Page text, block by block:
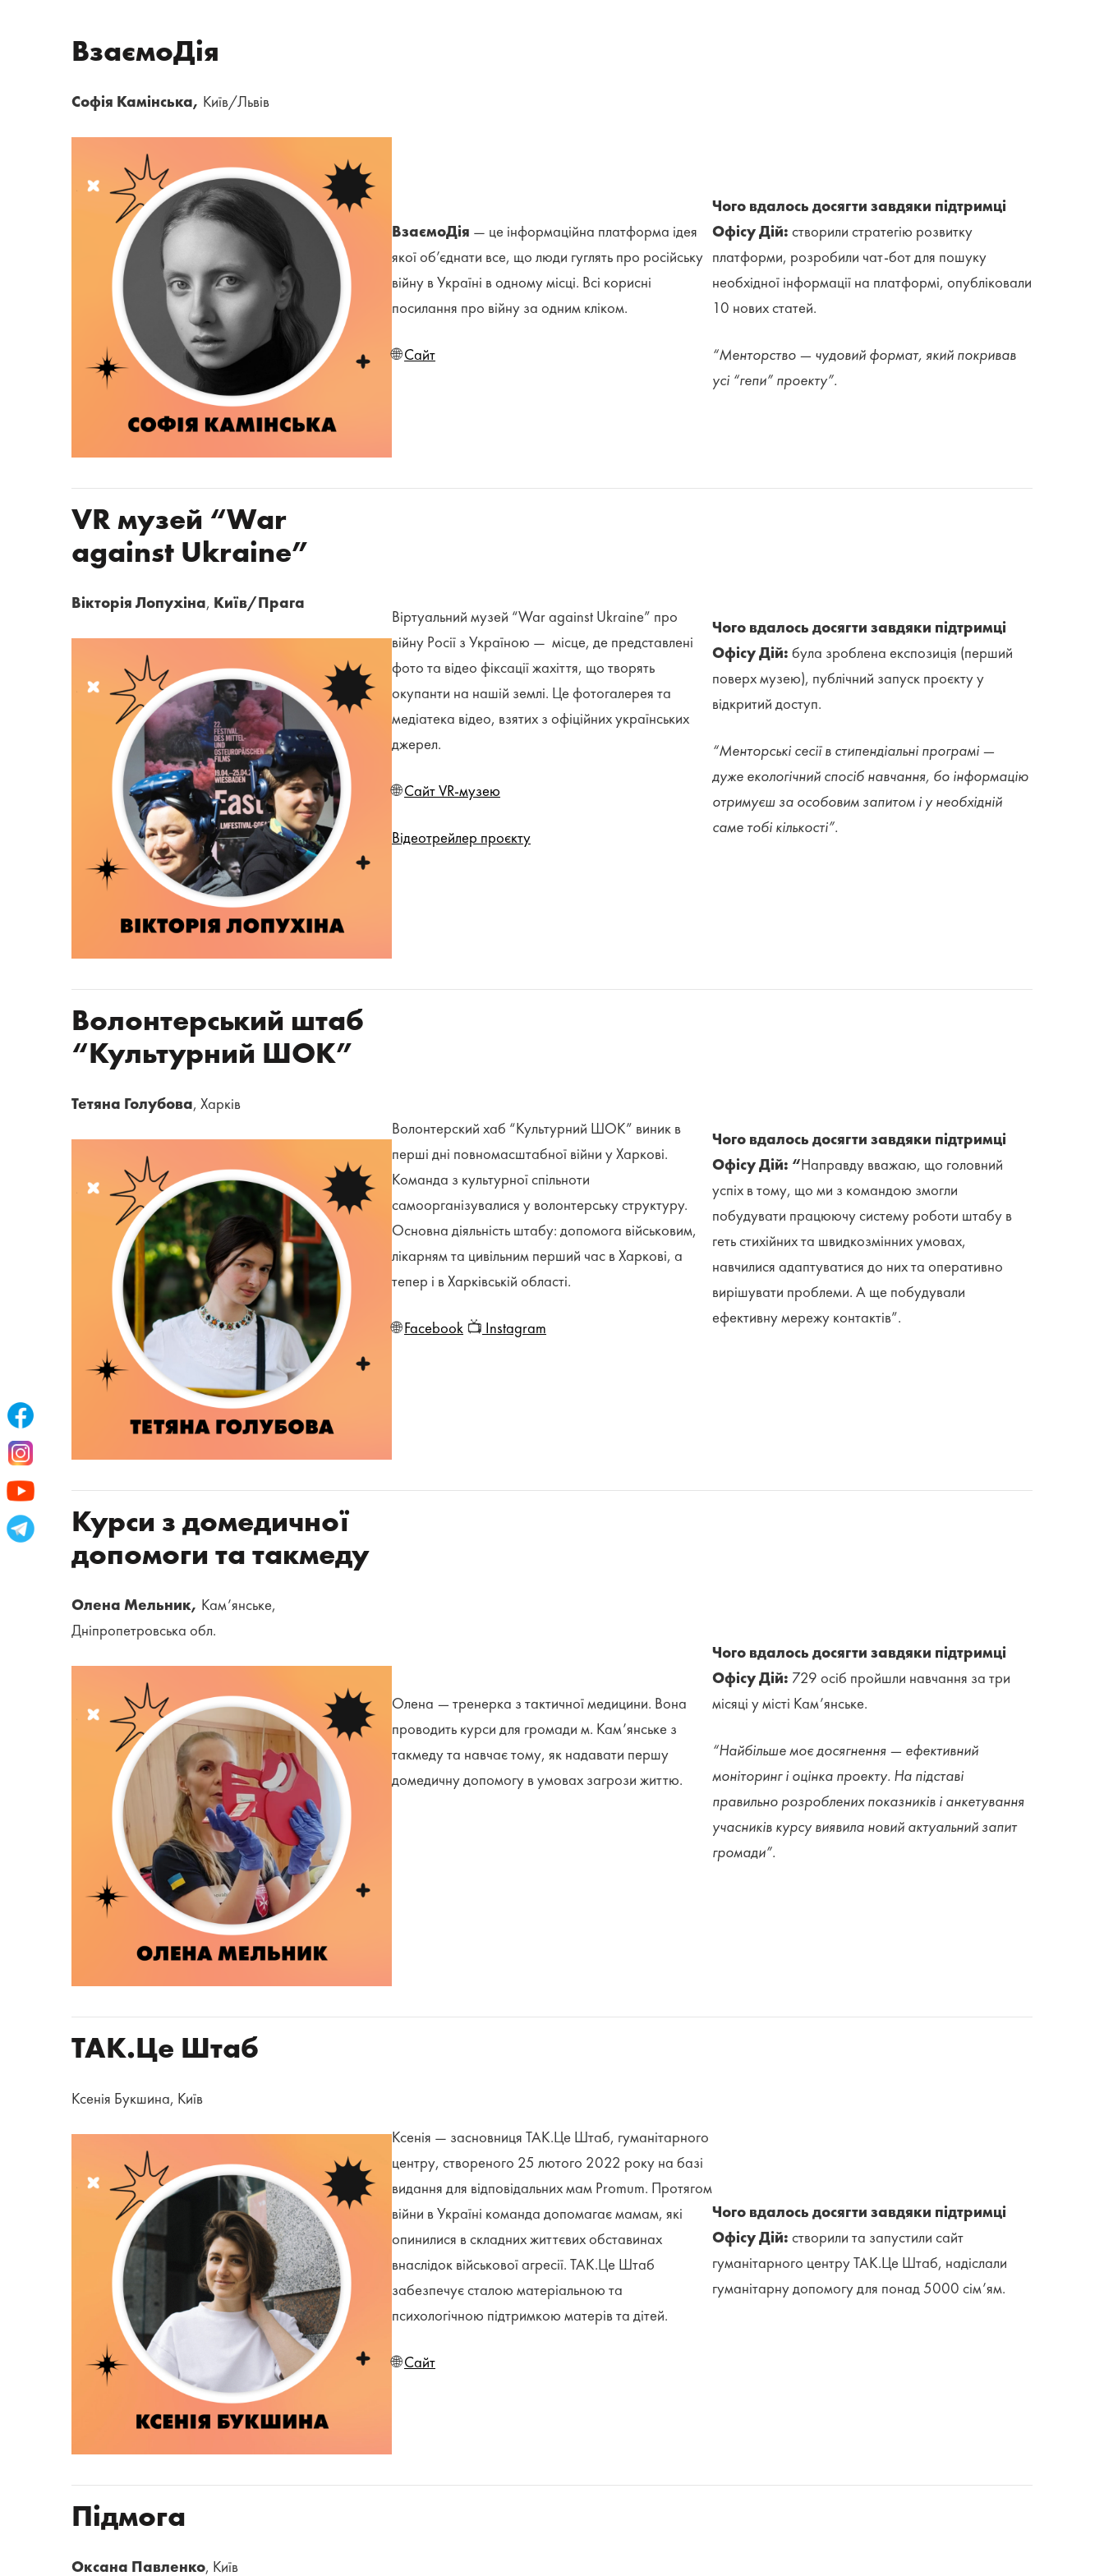
ВзаємоДія
Софія Камінська, Київ/Львів
ВзаємоДія — це інформаційна платформа ідея
якої об’єднати все, що люди гуглять про російську
війну в Україні в одному місці. Всі корисні
посилання про війну за одним кліком.
🌐Сайт
Чого вдалось досягти завдяки підтримці
Офісу Дій:створили стратегію розвитку
платформи, розробили чат-бот для пошуку
необхідної інформації на платформі, опубліковали
10 нових статей.
“Менторство — чудовий формат, який покривав
усі “гепи” проекту”.
VR музей “War
against Ukraine”
Вікторія Лопухіна, Київ/Прага
Віртуальний музей “War against Ukraine” про
війну Росії з Україною — місце, де представлені
фото та відео фіксації жахіття, що творять
окупанти на нашій землі. Це фотогалерея та
медіатека відео, взятих з офіційних українських
джерел.
🌐Сайт VR-музею
Відеотрейлер проєкту
Чого вдалось досягти завдяки підтримці
Офісу Дій:була зроблена експозиція (перший
поверх музею), публічний запуск проєкту у
відкритий доступ.
“Менторські сесії в стипендіальні програмі —
дуже екологічний спосіб навчання, бо інформацію
отримуєш за особовим запитом і у необхідній
саме тобі кількості”.
Волонтерський штаб
“Культурний ШОК”
Тетяна Голубова, Харків
Волонтерский хаб “Культурний ШОК” виник в
перші дні повномасштабної війни у Харкові.
Команда з культурної спільноти
самоорганізувалися у волонтерську структуру.
Основна діяльність штабу: допомога військовим,
лікарням та цивільним перший час в Харкові, а
тепер і в Харківській області.
🌐 Facebook 📺 Instagram
Чого вдалось досягти завдяки підтримці
Офісу Дій: “ Направду вважаю, що головний
успіх в тому, що ми з командою змогли
побудувати працюючу систему роботи штабу в
геть стихійних та швидкозмінних умовах,
навчилися адаптуватися до них та оперативно
вирішувати проблеми. А ще побудували
ефективну мережу контактів”.
Курси з домедичної
допомоги та такмеду
Олена Мельник, Кам’янське,
Дніпропетровська обл.
Олена —тренерка з тактичної медицини. Вона
проводить курси для громади м. Кам’янське з
такмеду та навчає тому, як надавати першу
домедичну допомогу в умовах загрози життю.
Чого вдалось досягти завдяки підтримці
Офісу Дій: 729 осіб пройшли навчання за три
місяці у місті Кам’янське.
“Найбільше моє досягнення — ефективний
моніторинг і оцінка проекту. На підставі
правильно розроблених показників і анкетування
учасників курсу виявила новий актуальний запит
громади”.
ТАК.Це Штаб
Ксенія Букшина, Київ
Ксенія — засновниця ТАК.Це Штаб, гуманітарного
центру, створеного 25 лютого 2022 року на базі
видання для відповідальних мам Promum. Протягом
війни в Україні команда допомагає мамам, які
опинилися в складних життєвих обставинах
внаслідок військової агресії. ТАК.Це Штаб
забезпечує сталою матеріальною та
психологічною підтримкою матерів та дітей.
🌐Сайт
Чого вдалось досягти завдяки підтримці
Офісу Дій:створили та запустили сайт
гуманітарного центру ТАК.Це Штаб, надіслали
гуманітарну допомогу для понад 5000 сім’ям.
Підмога
Оксана Павленко, Київ